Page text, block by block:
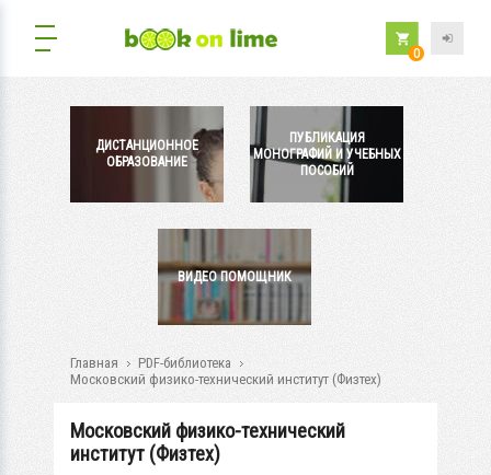
0
ДИСТАНЦИОННОЕ
ОБРАЗОВАНИЕ
ПУБЛИКАЦИЯ
МОНОГРАФИЙ И УЧЕБНЫХ
ПОСОБИЙ
ВИДЕО ПОМОЩНИК
Главная
PDF-библиотека
Московский физико-технический институт (Физтех)
Московский физико-технический
институт (Физтех)